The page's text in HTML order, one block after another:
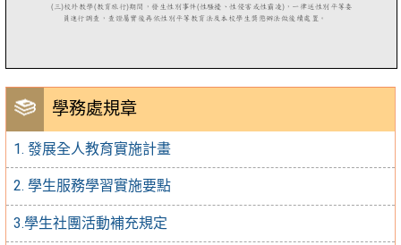
學務處規章
1. 發展全人教育實施計畫
2. 學生服務學習實施要點
3.學生社團活動補充規定